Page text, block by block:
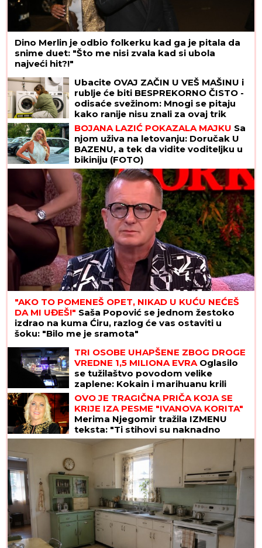
Dino Merlin je odbio folkerku kad ga je pitala da
snime duet: "Što me nisi zvala kad si ubola
najveći hit?!"
Ubacite OVAJ ZAČIN U VEŠ MAŠINU i
rublje će biti BESPREKORNO ČISTO -
odisaće svežinom: Mnogi se pitaju
kako ranije nisu znali za ovaj trik
BOJANA LAZIĆ POKAZALA MAJKU Sa
njom uživa na letovanju: Doručak U
BAZENU, a tek da vidite voditeljku u
bikiniju (FOTO)
"AKO TO POMENEŠ OPET, NIKAD U KUĆU NEĆEŠ
DA MI UĐEŠ!" Saša Popović se jednom žestoko
izdrao na kuma Ćiru, razlog će vas ostaviti u
šoku: "Bilo me je sramota"
TRI OSOBE UHAPŠENE ZBOG DROGE
VREDNE 1,5 MILIONA EVRA Oglasilo
se tužilaštvo povodom velike
zaplene: Kokain i marihuanu krili
OVDE
OVO JE TRAGIČNA PRIČA KOJA SE
KRIJE IZA PESME "IVANOVA KORITA"
Merima Njegomir tražila IZMENU
teksta: "Ti stihovi su naknadno
dopisani"